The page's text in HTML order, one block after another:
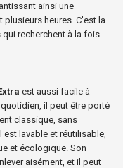
ainsi une
heures. C'est la
recherchent à la fois
est aussi facile à
il peut être porté
classique, sans
lavable et réutilisable,
et écologique. Son
aisément, et il peut